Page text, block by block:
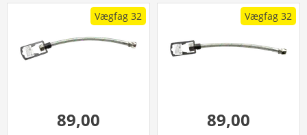
Vægfag 32
89,00
Vægfag 32
89,00